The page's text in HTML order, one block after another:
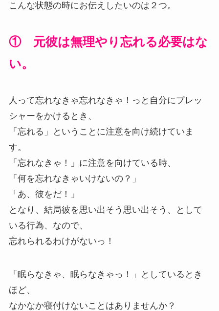
こんな状態の時にお伝えしたいのは２つ。
① 元彼は無理やり忘れる必要はな
い。
人って忘れなきゃ忘れなきゃ！っと自分にプレッ
シャーをかけるとき、
「忘れる」ということに注意を向け続けていま
す。
「忘れなきゃ！」に注意を向けている時、
「何を忘れなきゃいけないの？」
「あ、彼をだ！」
となり、結局彼を思い出そう思い出そう、として
いる行為、なので、
忘れられるわけがないっ！
「眠らなきゃ、眠らなきゃっ！」としているとき
ほど、
なかなか寝付けないことはありませんか？